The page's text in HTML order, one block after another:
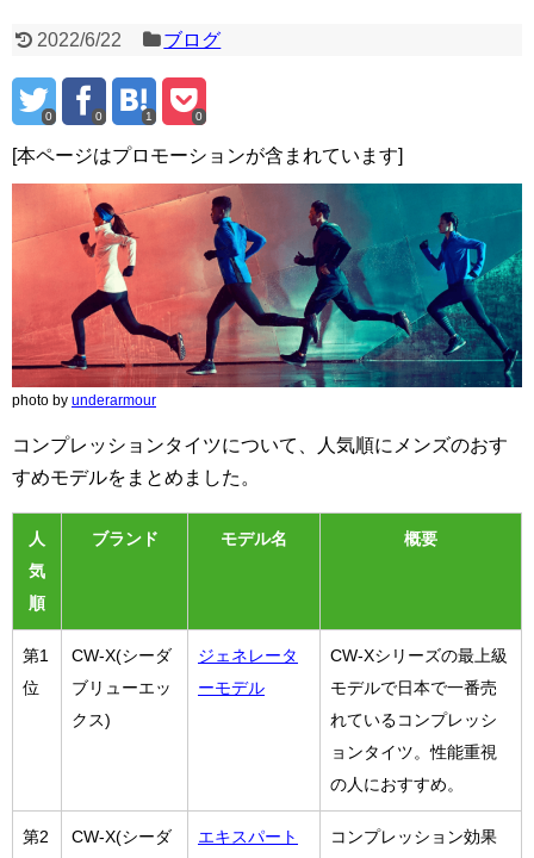
2022/6/22 ブログ
0 0 1 0
[本ページはプロモーションが含まれています]
photo by underarmour
コンプレッションタイツについて、人気順にメンズのおす
すめモデルをまとめました。
人
気
順
ブランド モデル名 概要
第1
位
CW-X(シーダ
ブリューエッ
クス)
ジェネレータ
ーモデル
CW-Xシリーズの最上級
モデルで日本で一番売
れているコンプレッシ
ョンタイツ。性能重視
の人におすすめ。
第2
CW-X(シーダ
エキスパート
コンプレッション効果